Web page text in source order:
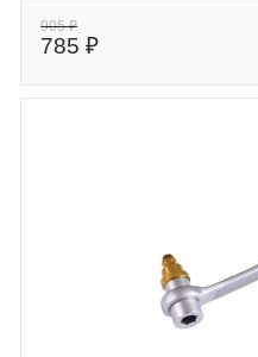
905 ₽
785 ₽